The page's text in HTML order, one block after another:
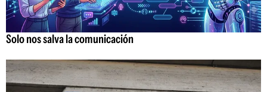
Solo nos salva la comunicación